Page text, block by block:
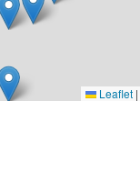
Leaflet |